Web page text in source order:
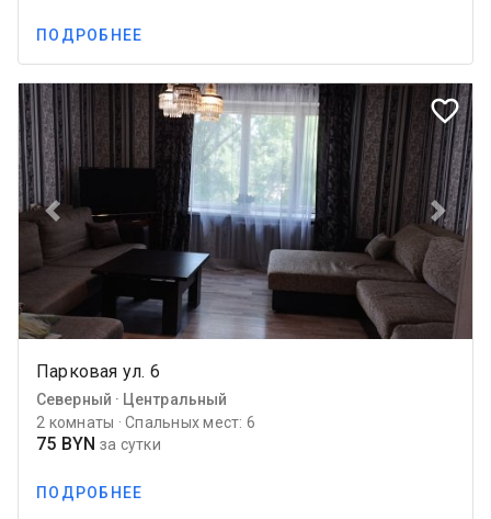
ПОДРОБНЕЕ
favorite_border
Previous Next
Парковая ул. 6
Северный · Центральный
2 комнаты · Спальных мест: 6
75 BYN за сутки
ПОДРОБНЕЕ